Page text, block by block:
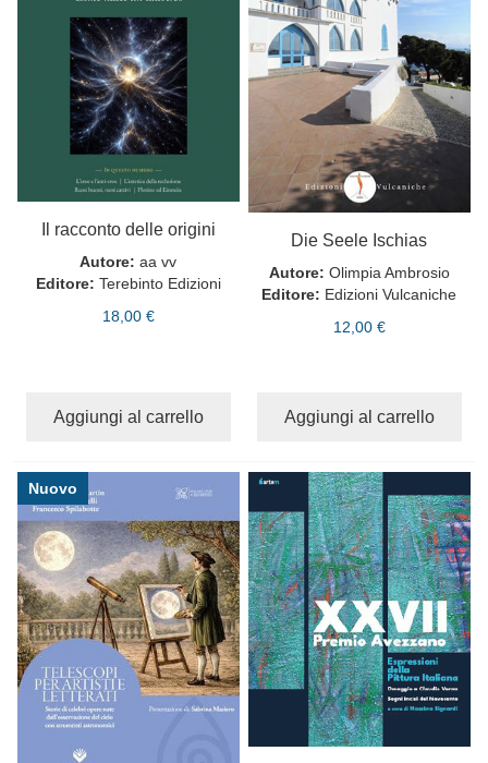
Il racconto delle origini
Autore: aa vv
Editore: Terebinto Edizioni
18,00 €
Aggiungi al carrello
Die Seele Ischias
Autore: Olimpia Ambrosio
Editore: Edizioni Vulcaniche
12,00 €
Aggiungi al carrello
Nuovo